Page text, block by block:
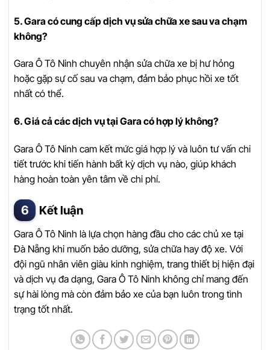
5. Gara có cung cấp dịch vụ sửa chữa xe sau va chạm
không?
Gara Ô Tô Ninh chuyên nhận sửa chữa xe bị hư hỏng
hoặc gặp sự cố sau va chạm, đảm bảo phục hồi xe tốt
nhất có thể.
6. Giá cả các dịch vụ tại Gara có hợp lý không?
Gara Ô Tô Ninh cam kết mức giá hợp lý và luôn tư vấn chi
tiết trước khi tiến hành bất kỳ dịch vụ nào, giúp khách
hàng hoàn toàn yên tâm về chi phí.
Kết luận
Gara Ô Tô Ninh là lựa chọn hàng đầu cho các chủ xe tại
Đà Nẵng khi muốn bảo dưỡng, sửa chữa hay độ xe. Với
đội ngũ nhân viên giàu kinh nghiệm, trang thiết bị hiện đại
và dịch vụ đa dạng, Gara Ô Tô Ninh không chỉ mang đến
sự hài lòng mà còn đảm bảo xe của bạn luôn trong tình
trạng tốt nhất.